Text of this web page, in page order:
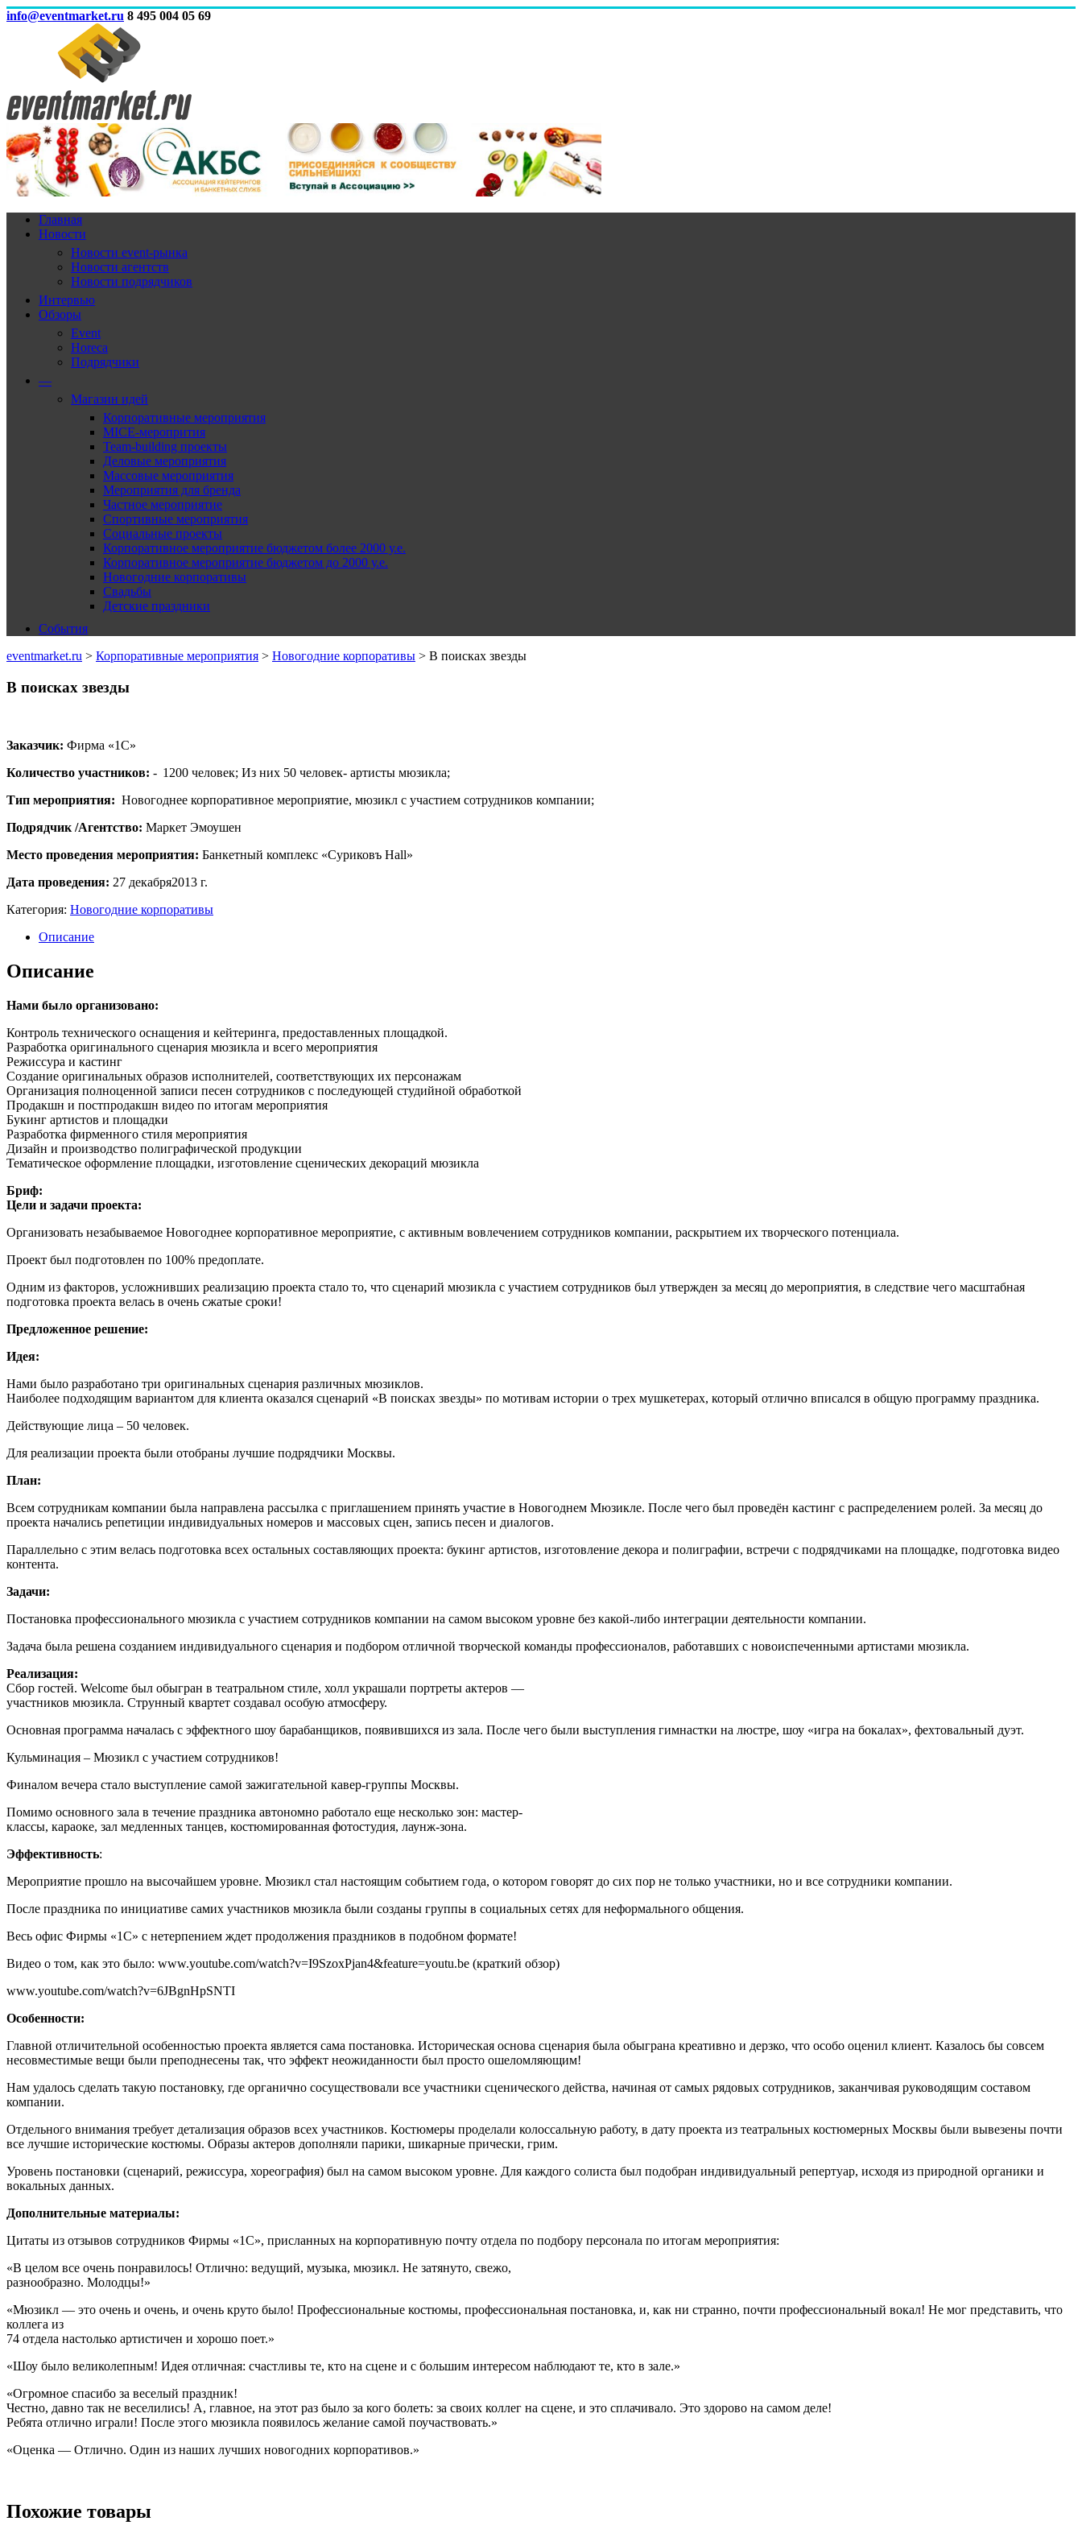
info@eventmarket.ru 8 495 004 05 69
Главная
Новости
Новости event-рынка
Новости агентств
Новости подрядчиков
Интервью
Обзоры
Event
Horeca
Подрядчики
—
Магазин идей
Корпоративные мероприятия
MICE-меропрития
Team-building проекты
Деловые мероприятия
Массовые мероприятия
Мероприятия для бренда
Частное мероприятие
Спортивные мероприятия
Социальные проекты
Корпоративное мероприятие бюджетом более 2000 у.е.
Корпоративное мероприятие бюджетом до 2000 у.е.
Новогодние корпоративы
Свадьбы
Детские праздники
События
eventmarket.ru > Корпоративные мероприятия > Новогодние корпоративы > В поисках звезды
В поисках звезды
Заказчик: Фирма «1С»
Количество участников: - 1200 человек; Из них 50 человек- артисты мюзикла;
Тип мероприятия: Новогоднее корпоративное мероприятие, мюзикл с участием сотрудников компании;
Подрядчик /Агентство: Маркет Эмоушен
Место проведения мероприятия: Банкетный комплекс «Суриковъ Hall»
Дата проведения: 27 декабря2013 г.
Категория: Новогодние корпоративы
Описание
Описание
Нами было организовано:
Контроль технического оснащения и кейтеринга, предоставленных площадкой.
Разработка оригинального сценария мюзикла и всего мероприятия
Режиссура и кастинг
Создание оригинальных образов исполнителей, соответствующих их персонажам
Организация полноценной записи песен сотрудников с последующей студийной обработкой
Продакшн и постпродакшн видео по итогам мероприятия
Букинг артистов и площадки
Разработка фирменного стиля мероприятия
Дизайн и производство полиграфической продукции
Тематическое оформление площадки, изготовление сценических декораций мюзикла
Бриф:
Цели и задачи проекта:
Организовать незабываемое Новогоднее корпоративное мероприятие, с активным вовлечением сотрудников компании, раскрытием их творческого потенциала.
Проект был подготовлен по 100% предоплате.
Одним из факторов, усложнивших реализацию проекта стало то, что сценарий мюзикла с участием сотрудников был утвержден за месяц до мероприятия, в следствие чего масштабная
подготовка проекта велась в очень сжатые сроки!
Предложенное решение:
Идея:
Нами было разработано три оригинальных сценария различных мюзиклов.
Наиболее подходящим вариантом для клиента оказался сценарий «В поисках звезды» по мотивам истории о трех мушкетерах, который отлично вписался в общую программу праздника.
Действующие лица – 50 человек.
Для реализации проекта были отобраны лучшие подрядчики Москвы.
План:
Всем сотрудникам компании была направлена рассылка с приглашением принять участие в Новогоднем Мюзикле. После чего был проведён кастинг с распределением ролей. За месяц до
проекта начались репетиции индивидуальных номеров и массовых сцен, запись песен и диалогов.
Параллельно с этим велась подготовка всех остальных составляющих проекта: букинг артистов, изготовление декора и полиграфии, встречи с подрядчиками на площадке, подготовка видео
контента.
Задачи:
Постановка профессионального мюзикла с участием сотрудников компании на самом высоком уровне без какой-либо интеграции деятельности компании.
Задача была решена созданием индивидуального сценария и подбором отличной творческой команды профессионалов, работавших с новоиспеченными артистами мюзикла.
Реализация:
Сбор гостей. Welcome был обыгран в театральном стиле, холл украшали портреты актеров —
участников мюзикла. Струнный квартет создавал особую атмосферу.
Основная программа началась с эффектного шоу барабанщиков, появившихся из зала. После чего были выступления гимнастки на люстре, шоу «игра на бокалах», фехтовальный дуэт.
Кульминация – Мюзикл с участием сотрудников!
Финалом вечера стало выступление самой зажигательной кавер-группы Москвы.
Помимо основного зала в течение праздника автономно работало еще несколько зон: мастер-
классы, караоке, зал медленных танцев, костюмированная фотостудия, лаунж-зона.
Эффективность:
Мероприятие прошло на высочайшем уровне. Мюзикл стал настоящим событием года, о котором говорят до сих пор не только участники, но и все сотрудники компании.
После праздника по инициативе самих участников мюзикла были созданы группы в социальных сетях для неформального общения.
Весь офис Фирмы «1С» с нетерпением ждет продолжения праздников в подобном формате!
Видео о том, как это было: www.youtube.com/watch?v=I9SzoxPjan4&feature=youtu.be (краткий обзор)
www.youtube.com/watch?v=6JBgnHpSNTI
Особенности:
Главной отличительной особенностью проекта является сама постановка. Историческая основа сценария была обыграна креативно и дерзко, что особо оценил клиент. Казалось бы совсем
несовместимые вещи были преподнесены так, что эффект неожиданности был просто ошеломляющим!
Нам удалось сделать такую постановку, где органично сосуществовали все участники сценического действа, начиная от самых рядовых сотрудников, заканчивая руководящим составом
компании.
Отдельного внимания требует детализация образов всех участников. Костюмеры проделали колоссальную работу, в дату проекта из театральных костюмерных Москвы были вывезены почти
все лучшие исторические костюмы. Образы актеров дополняли парики, шикарные прически, грим.
Уровень постановки (сценарий, режиссура, хореография) был на самом высоком уровне. Для каждого солиста был подобран индивидуальный репертуар, исходя из природной органики и
вокальных данных.
Дополнительные материалы:
Цитаты из отзывов сотрудников Фирмы «1С», присланных на корпоративную почту отдела по подбору персонала по итогам мероприятия:
«В целом все очень понравилось! Отлично: ведущий, музыка, мюзикл. Не затянуто, свежо,
разнообразно. Молодцы!»
«Мюзикл — это очень и очень, и очень круто было! Профессиональные костюмы, профессиональная постановка, и, как ни странно, почти профессиональный вокал! Не мог представить, что
коллега из
74 отдела настолько артистичен и хорошо поет.»
«Шоу было великолепным! Идея отличная: счастливы те, кто на сцене и с большим интересом наблюдают те, кто в зале.»
«Огромное спасибо за веселый праздник!
Честно, давно так не веселились! А, главное, на этот раз было за кого болеть: за своих коллег на сцене, и это сплачивало. Это здорово на самом деле!
Ребята отлично играли! После этого мюзикла появилось желание самой поучаствовать.»
«Оценка — Отлично. Один из наших лучших новогодних корпоративов.»
Похожие товары